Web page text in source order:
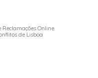
Reclamações Online
de Lisboa